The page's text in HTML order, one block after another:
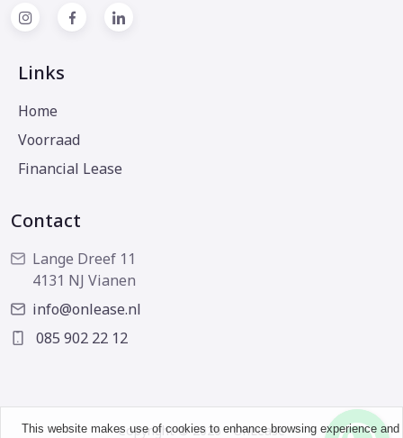
Links
Home
Voorraad
Financial Lease
Contact
Lange Dreef 11
4131 NJ Vianen
info@onlease.nl
085 902 22 12
Copyright © 2026 - OnLease
This website makes use of cookies to enhance browsing experience and